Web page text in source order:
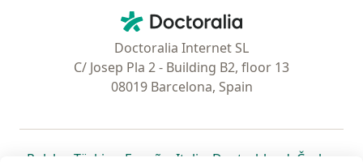
Doctoralia - Página de inicio
Doctoralia Internet SL
C/ Josep Pla 2 - Building B2, floor 13
08019 Barcelona, Spain
se abre en una nueva pestaña
se abre en una nueva pestaña
se abre en una nueva pestaña
se abre en una nueva
se abre en